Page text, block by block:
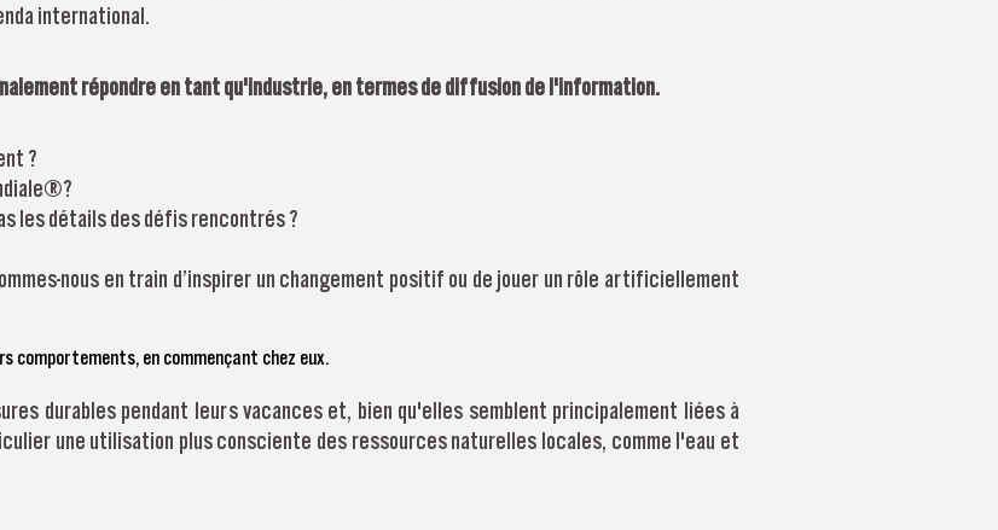
international.
répondre en tant qu'industrie, en termes de diffusion de l'information.
?
?
les détails des défis rencontrés ?
nous en train d’inspirer un changement positif ou de jouer un rôle artificiellement
comportements, en commençant chez eux.
durables pendant leurs vacances et, bien qu'elles semblent principalement liées à
une utilisation plus consciente des ressources naturelles locales, comme l'eau et